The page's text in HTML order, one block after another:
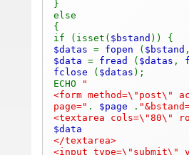
}
else
{
if (isset( $bstand )) {
$datas = fopen ( $bstand
$data = fread ( $datas ,
fclose
( $datas );
ECHO
"
<form method=\"post\"
page=" . $page .
<textarea cols=\"80\"
$data
</textarea>
<input type=\"submit\"